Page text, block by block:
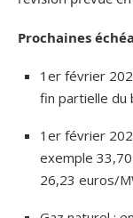
Prochaines
1er février
fin partielle du
1er février
exemple
26,23 euros/